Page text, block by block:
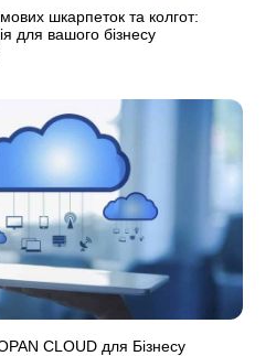
шкарпеток та колгот:
для вашого бізнесу
CLOUD для Бізнесу